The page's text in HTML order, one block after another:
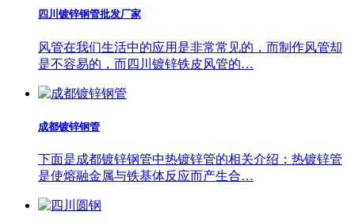
四川镀锌钢管批发厂家
风管在我们生活中的应用是非常常见的，而制作风管却
是不容易的，而四川镀锌铁皮风管的…
成都镀锌钢管
下面是成都镀锌钢管中热镀锌管的相关介绍：热镀锌管
是使熔融金属与铁基体反应而产生合…